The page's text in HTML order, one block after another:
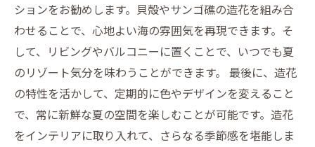
ションをお勧めします。貝殻やサンゴ礁の造花を組み合
わせることで、心地よい海の雰囲気を再現できます。そ
して、リビングやバルコニーに置くことで、いつでも夏
のリゾート気分を味わうことができます。 最後に、造花
の特性を活かして、定期的に色やデザインを変えること
で、常に新鮮な夏の空間を楽しむことが可能です。造花
をインテリアに取り入れて、さらなる季節感を堪能しま